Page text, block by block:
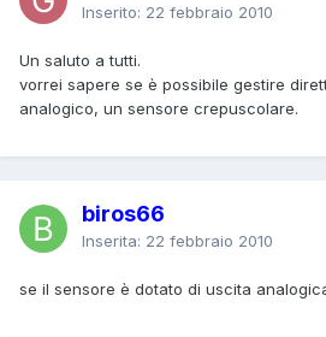
Inserito: 22 febbraio 2010
Un saluto a tutti.
vorrei sapere se è possibile gestire
analogico, un sensore crepuscolare.
biros66
Inserita: 22 febbraio 2010
se il sensore è dotato di uscita